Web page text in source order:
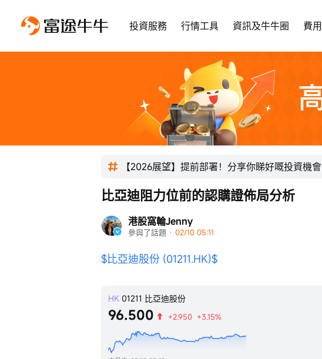
投資服務 行情工具 資訊及牛牛圈 費用
【2026展望】提前部署！分享你睇好嘅投資機會
港股窩輪Jenny
參與了話題 · 02/10 05:11
比亞迪阻力位前的認購證佈局分析
$比亞迪股份 (01211.HK)$
HK 01211 比亞迪股份
96.500 +2.950 +3.15%